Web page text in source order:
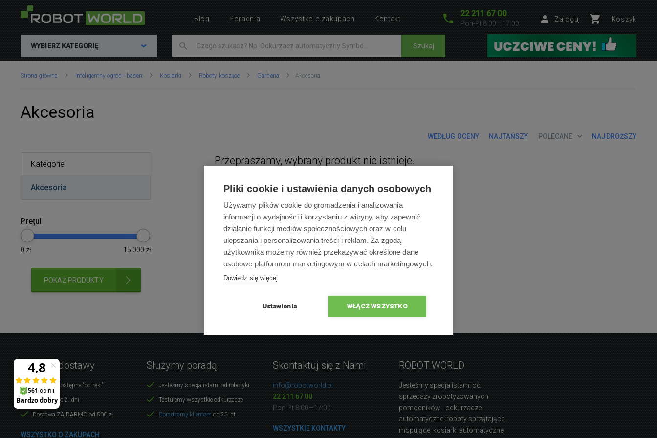
22 211 67 00
Pon-Pt 8:00—17:00
Zaloguj Koszyk
WYBIERZ KATEGORIĘ Szukaj
Znajdujesz
Strona główna Inteligentny ogród i basen Kosiarki Roboty koszące Gardena Akcesoria
Akcesoria
WEDŁUG OCENY NAJTAŃSZY POLECANE NAJDROŻSZY
Przepraszamy, wybrany produkt nie istnieje.
Kategorie
Akcesoria
Prețul
0 zł 15 000 zł
POKAŻ PRODUKTY
Blog Poradnia Wszystko o zakupach Kontakt
Warunki dostawy
Produkty dostępne "od ręki"
Dostawa do 2. dni
Dostawa ZA DARMO od 500 zł
WSZYSTKO O ZAKUPACH
Służymy poradą
Jesteśmy specjalistami od robotyki
Testujemy wszystkie odkurzacze
Doradzamy klientom od 25 lat
Skontaktuj się z Nami
info@robotworld.pl
22 211 67 00
Pon-Pt 8:00—17:00
WSZYSTKIE KONTAKTY
ROBOT WORLD
Jesteśmy specjalistami od
sprzedaży zrobotyzowanych
pomocników - odkurzacze
automatyczne, roboty sprzątające,
mopujące, kosiarki automatyczne,
Pliki cookie i ustawienia danych osobowych
Używamy plików cookie do gromadzenia i analizowania
informacji o wydajności i korzystaniu z witryny, aby zapewnić
działanie funkcji mediów społecznościowych oraz w celu
ulepszania i personalizowania treści i reklam. Za zgodą
użytkownika możemy również przekazywać określone dane
osobowe platformom marketingowym w celach marketingowych.
Dowiedz się więcej
Ustawienia WŁĄCZ WSZYSTKO